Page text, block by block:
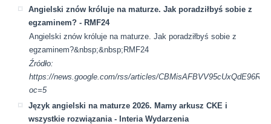
Angielski znów króluje na maturze. Jak poradziłbyś sobie z
egzaminem? - RMF24
Angielski znów króluje na maturze. Jak poradziłbyś sobie z
egzaminem?&nbsp;&nbsp;RMF24
Źródło:
https://news.google.com/rss/articles/
oc=5
Język angielski na maturze 2026. Mamy arkusz CKE i
wszystkie rozwiązania - Interia Wydarzenia